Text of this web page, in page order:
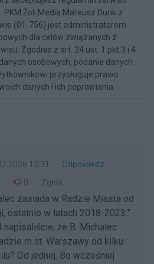
Żoli Media Mateusz Durik z
(01-756) jest administratorem
dla celów związanych z
Zgodnie z art. 24 ust. 1 pkt 3 i 4
osobowych, podanie danych
przysługuje prawo
danych i ich poprawiania.
13:31
Odpowiedz
0 Zgłoś
zasiada w Radzie Miasta od
ostatnio w latach 2018-2023​.”
napisaliście, że B. Michalec
m.st. Warszawy od kilku
Od jednej. Bo wcześniej